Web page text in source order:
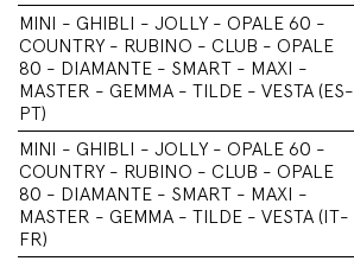
MINI - GHIBLI - JOLLY - OPALE 60 -
COUNTRY - RUBINO - CLUB - OPALE
80 - DIAMANTE - SMART - MAXI -
MASTER - GEMMA - TILDE - VESTA (ES-
PT)
MINI - GHIBLI - JOLLY - OPALE 60 -
COUNTRY - RUBINO - CLUB - OPALE
80 - DIAMANTE - SMART - MAXI -
MASTER - GEMMA - TILDE - VESTA (IT-
FR)